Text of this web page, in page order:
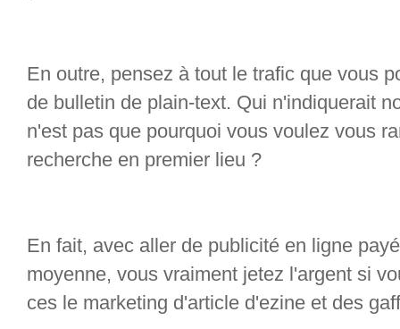
En outre, pensez à tout le trafic que vous
de bulletin de plain-text. Qui n'indiquerait
n'est pas que pourquoi vous voulez vous
recherche en premier lieu ?
En fait, avec aller de publicité en ligne
moyenne, vous vraiment jetez l'argent si
ces le marketing d'article d'ezine et des